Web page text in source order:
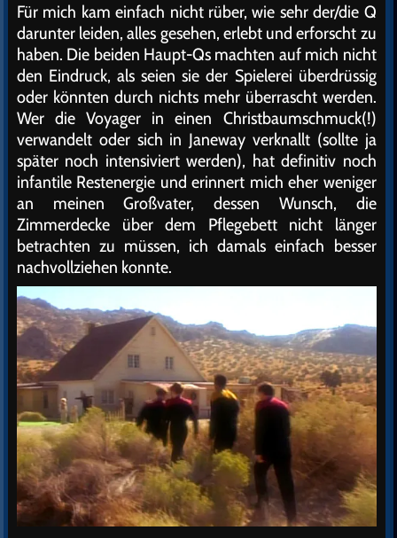
Für mich kam einfach nicht rüber, wie sehr der/die Q
darunter leiden, alles gesehen, erlebt und erforscht zu
haben. Die beiden Haupt-Qs machten auf mich nicht
den Eindruck, als seien sie der Spielerei überdrüssig
oder könnten durch nichts mehr überrascht werden.
Wer die Voyager in einen Christbaumschmuck(!)
verwandelt oder sich in Janeway verknallt (sollte ja
später noch intensiviert werden), hat definitiv noch
infantile Restenergie und erinnert mich eher weniger
an meinen Großvater, dessen Wunsch, die
Zimmerdecke über dem Pflegebett nicht länger
betrachten zu müssen, ich damals einfach besser
nachvollziehen konnte.